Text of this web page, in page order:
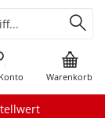
Warenkorb